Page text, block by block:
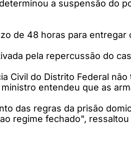
a suspensão do
de 48 horas para entregar
pela repercussão do
Civil do Distrito Federal
entendeu que as
das regras da prisão
regime fechado", ressaltou